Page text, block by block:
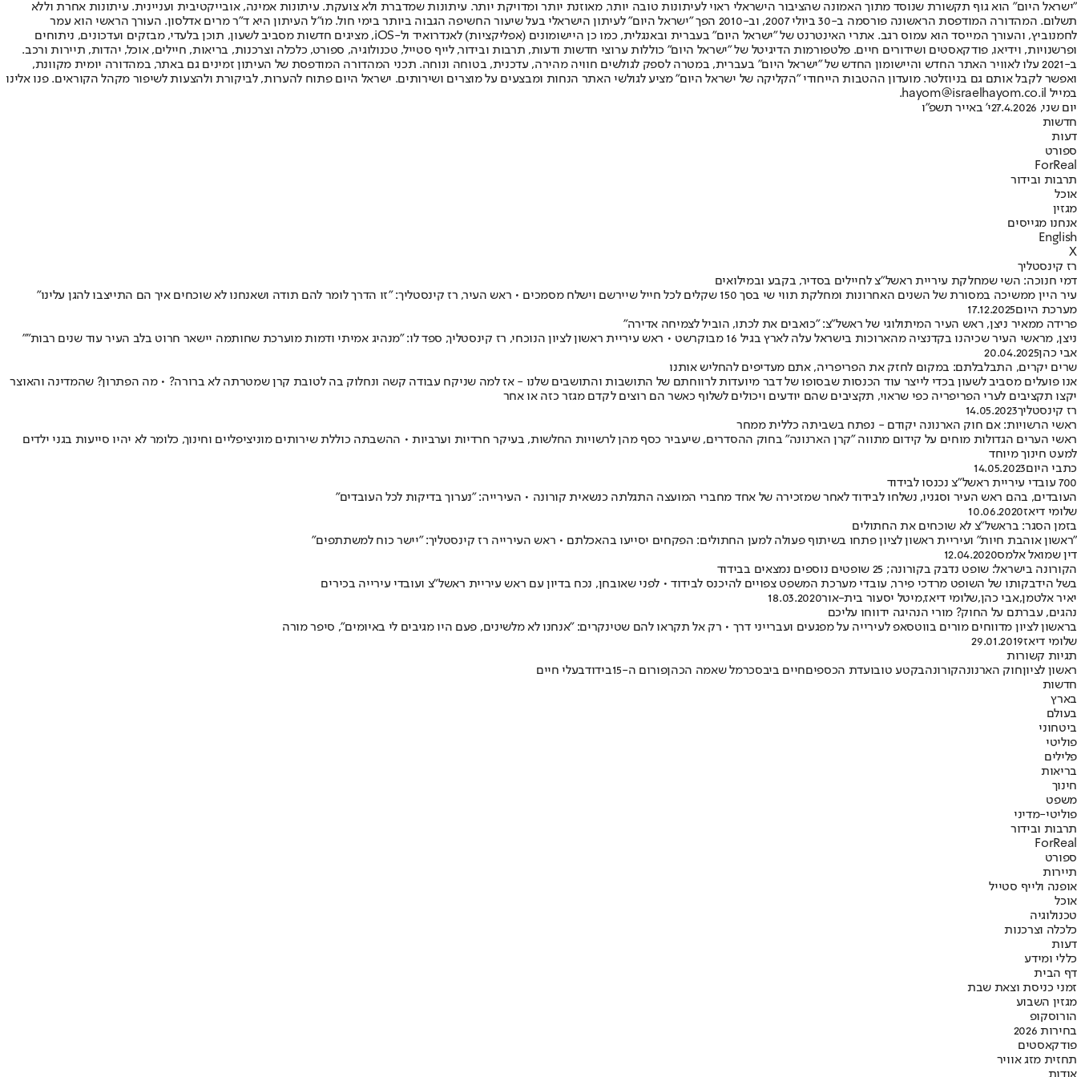
"ישראל היום" הוא גוף תקשורת שנוסד מתוך האמונה שהציבור הישראלי ראוי לעיתונות טובה יותר, מאוזנת יותר ומדויקת יותר. עיתונות שמדברת ולא צועקת. עיתונות אמינה, אובייקטיבית ועניינית. עיתונות אחרת וללא
תשלום. המהדורה המודפסת הראשונה פורסמה ב-30 ביולי 2007, וב-2010 הפך "ישראל היום" לעיתון הישראלי בעל שיעור החשיפה הגבוה ביותר בימי חול. מו"ל העיתון היא ד"ר מרים אדלסון. העורך הראשי הוא עמר
לחמנוביץ, והעורך המייסד הוא עמוס רגב. אתרי האינטרנט של "ישראל היום" בעברית ובאנגלית, כמו כן היישומונים (אפליקציות) לאנדרואיד ול-iOS, מציגים חדשות מסביב לשעון, תוכן בלעדי, מבזקים ועדכונים, ניתוחים
ופרשנויות, וידיאו, פודקאסטים ושידורים חיים. פלטפורמות הדיגיטל של "ישראל היום" כוללות ערוצי חדשות ודעות, תרבות ובידור, לייף סטייל, טכנולוגיה, ספורט, כלכלה וצרכנות, בריאות, חיילים, אוכל, יהדות, תיירות ורכב.
ב-2021 עלו לאוויר האתר החדש והיישומון החדש של "ישראל היום" בעברית, במטרה לספק לגולשים חוויה מהירה, עדכנית, בטוחה ונוחה. תכני המהדורה המודפסת של העיתון זמינים גם באתר, במהדורה יומית מקוונת,
ואפשר לקבל אותם גם בניוזלטר. מועדון ההטבות הייחודי "הקליקה של ישראל היום" מציע לגולשי האתר הנחות ומבצעים על מוצרים ושירותים. ישראל היום פתוח להערות, לביקורת ולהצעות לשיפור מקהל הקוראים. פנו אלינו
במייל hayom@israelhayom.co.il.
יום שני, 27.4.2026
י' באייר תשפ"ו
חדשות
דעות
ספורט
ForReal
תרבות ובידור
אוכל
מגזין
אנחנו מגייסים
English
X
רז קינסטליך
דמי חנוכה: השי שמחלקת עיריית ראשל"צ לחיילים בסדיר, בקבע ובמילואים
עיר היין ממשיכה במסורת של השנים האחרונות ומחלקת תווי שי בסך 150 שקלים לכל חייל שיירשם וישלח מסמכים • ראש העיר, רז קינסטליך: "זו הדרך לומר להם תודה ושאנחנו לא שוכחים איך הם התייצבו להגן עלינו"
מערכת היום17.12.2025
פרידה ממאיר ניצן, ראש העיר המיתולוגי של ראשל"צ: "כואבים את לכתו, הוביל לצמיחה אדירה"
ניצן, מראשי העיר שכיהנו בקדנציה מהארוכות בישראל עלה לארץ בגיל 16 מבוקרשט • ראש עיריית ראשון לציון הנוכחי, רז קינסטליך, ספד לו: "מנהיג אמיתי ודמות מוערכת שחותמה יישאר חרוט בלב העיר עוד שנים רבות""
אבי כהן20.04.2025
שרים יקרים, התבלבלתם: במקום לחזק את הפריפריה, אתם מעדיפים להחליש אותנו
אנו פועלים מסביב לשעון בכדי לייצר עוד הכנסות שבסופו של דבר מיועדות לרווחתם של התושבות והתושבים שלנו - אז למה שניקח עבודה קשה ונחלוק בה לטובת קרן שמטרתה לא ברורה? • מה הפתרון? שהמדינה והאוצר
יקצו תקציבים לערי הפריפריה כפי שראוי, תקציבים שהם יודעים ויכולים לשלוף כאשר הם רוצים לקדם מגזר כזה או אחר
רז קינסטליך14.05.2023
ראשי הרשויות: אם חוק הארנונה יקודם - נפתח בשביתה כללית ממחר
ראשי הערים הגדולות מוחים על קידום מתווה "קרן הארנונה" בחוק ההסדרים, שיעביר כסף מהן לרשויות החלשות, בעיקר חרדיות וערביות • ההשבתה כוללת שירותים מוניציפליים וחינוך, כלומר לא יהיו סייעות בגני ילדים
למעט חינוך מיוחד
כתבי היום14.05.2023
700 עובדי עיריית ראשל"צ נכנסו לבידוד
העובדים, בהם ראש העיר וסגניו, נשלחו לבידוד לאחר שמזכירה של אחד מחברי המועצה התגלתה כנשאית קורונה • העירייה: "נערוך בדיקות לכל העובדים"
שלומי דיאז10.06.2020
בזמן הסגר: בראשל"צ לא שוכחים את החתולים
"ראשון אוהבת חיות" ועיריית ראשון לציון פתחו בשיתוף פעולה למען החתולים: הפקחים יסייעו בהאכלתם • ראש העירייה רז קינסטליך: "יישר כוח למשתתפים"
דין שמואל אלמס12.04.2020
הקורונה בישראל: שופט נדבק בקורונה; 25 שופטים נוספים נמצאים בבידוד
בשל הידבקותו של השופט מרדכי פירר, עובדי מערכת המשפט צפויים להיכנס לבידוד • לפני שאובחן, נכח בדיון עם ראש עיריית ראשל"צ ועובדי עירייה בכירים
יאיר אלטמן,אבי כהן,שלומי דיאז,מיטל יסעור בית-אור18.03.2020
נהגים, עברתם על החוק? מורי הנהיגה ידווחו עליכם
בראשון לציון מדווחים מורים בווטסאפ לעירייה על מפגעים ועברייני דרך • רק אל תקראו להם שטינקרים: "אנחנו לא מלשינים, פעם היו מגיבים לי באיומים", סיפר מורה
שלומי דיאז29.01.2019
תגיות קשורות
ראשון לציוןחוק הארנונהקורונהבקטע טובועדת הכספיםחיים ביבסכרמל שאמה הכהןפורום ה-15 בידודבעלי חיים
חדשות
בארץ
בעולם
ביטחוני
פוליטי
פלילים
בריאות
חינוך
משפט
פוליטי-מדיני
תרבות ובידור
ForReal
ספורט
תיירות
אופנה ולייף סטייל
אוכל
טכנולוגיה
כלכלה וצרכנות
דעות
כללי ומידע
דף הבית
זמני כניסת וצאת שבת
מגזין השבוע
הורוסקופ
בחירות 2026
פודקאסטים
תחזית מזג אוויר